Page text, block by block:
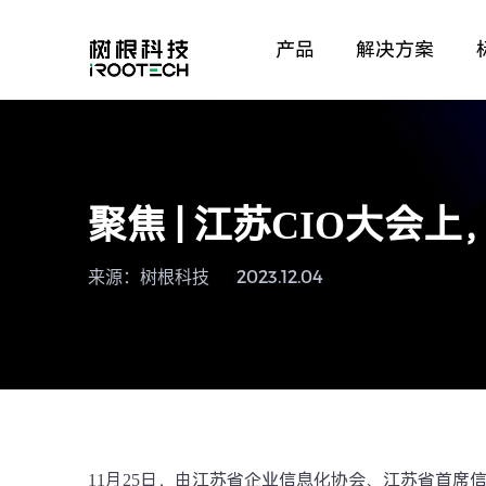
产品 解决方案
聚焦 | 江苏CIO大会上
来源：树根科技 2023.12.04
11月25日，由江苏省企业信息化协会、江苏省首席